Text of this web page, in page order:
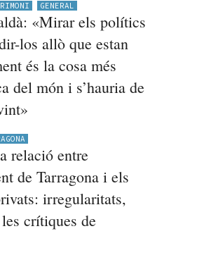
GENERAL
«Mirar els polítics
los allò que estan
és la cosa més
del món i s’hauria de
relació entre
de Tarragona i els
irregularitats,
crítiques de